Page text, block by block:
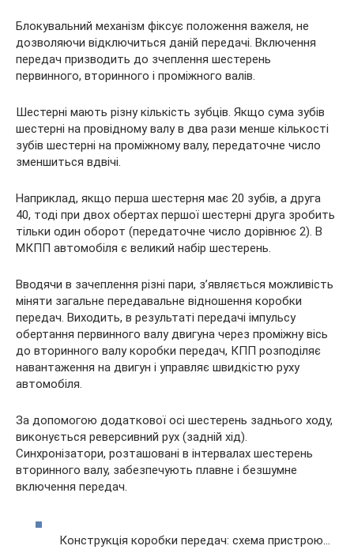
Блокувальний механізм фіксує положення важеля, не
дозволяючи відключиться даній передачі. Включення
передач призводить до зчеплення шестерень
первинного, вторинного і проміжного валів.
Шестерні мають різну кількість зубців. Якщо сума зубів
шестерні на провідному валу в два рази менше кількості
зубів шестерні на проміжному валу, передаточне число
зменшиться вдвічі.
Наприклад, якщо перша шестерня має 20 зубів, а друга
40, тоді при двох обертах першої шестерні друга зробить
тільки один оборот (передаточне число дорівнює 2). В
МКПП автомобіля є великий набір шестерень.
Вводячи в зачеплення різні пари, з’являється можливість
міняти загальне передавальне відношення коробки
передач. Виходить, в результаті передачі імпульсу
обертання первинного валу двигуна через проміжну вісь
до вторинного валу коробки передач, КПП розподіляє
навантаження на двигун і управляє швидкістю руху
автомобіля.
За допомогою додаткової осі шестерень заднього ходу,
виконується реверсивний рух (задній хід).
Синхронізатори, розташовані в інтервалах шестерень
вторинного валу, забезпечують плавне і безшумне
включення передач.
Конструкція коробки передач: схема пристрою…